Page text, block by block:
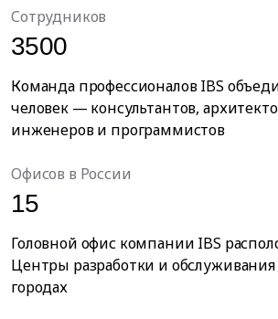
Сотрудников
3500
Команда профессионалов IBS
человек — консультантов,
инженеров и программистов
Офисов в России
15
Головной офис компании IBS
Центры разработки и
городах